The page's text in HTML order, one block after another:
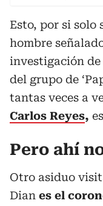
Esto, por si solo
hombre
investigación
del grupo de
tantas veces a
Carlos Reyes,
Pero ahí
Otro asiduo
Dian es el